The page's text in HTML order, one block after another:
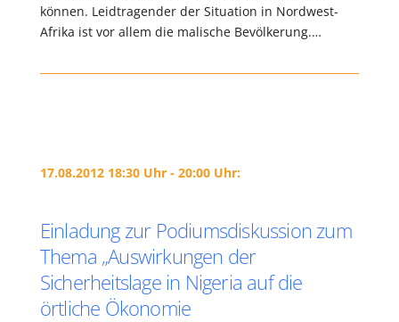
können. Leidtragender der Situation in Nordwest-
Afrika ist vor allem die malische Bevölkerung.…
17.08.2012 18:30 Uhr - 20:00 Uhr:
Einladung zur Podiumsdiskussion zum
Thema „Auswirkungen der
Sicherheitslage in Nigeria auf die
örtliche Ökonomie